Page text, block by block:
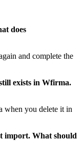
does
and complete the
exists in Wfirma.
when you delete it in
import. What should